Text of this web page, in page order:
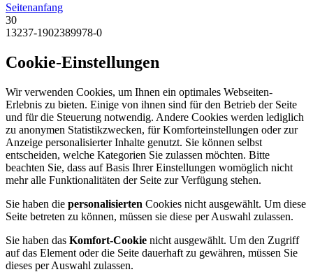
Seitenanfang
30
13237-1902389978-0
Cookie-Einstellungen
Wir verwenden Cookies, um Ihnen ein optimales Webseiten-
Erlebnis zu bieten. Einige von ihnen sind für den Betrieb der Seite
und für die Steuerung notwendig. Andere Cookies werden lediglich
zu anonymen Statistikzwecken, für Komforteinstellungen oder zur
Anzeige personalisierter Inhalte genutzt. Sie können selbst
entscheiden, welche Kategorien Sie zulassen möchten. Bitte
beachten Sie, dass auf Basis Ihrer Einstellungen womöglich nicht
mehr alle Funktionalitäten der Seite zur Verfügung stehen.
Sie haben die personalisierten Cookies nicht ausgewählt. Um diese
Seite betreten zu können, müssen sie diese per Auswahl zulassen.
Sie haben das Komfort-Cookie nicht ausgewählt. Um den Zugriff
auf das Element oder die Seite dauerhaft zu gewähren, müssen Sie
dieses per Auswahl zulassen.